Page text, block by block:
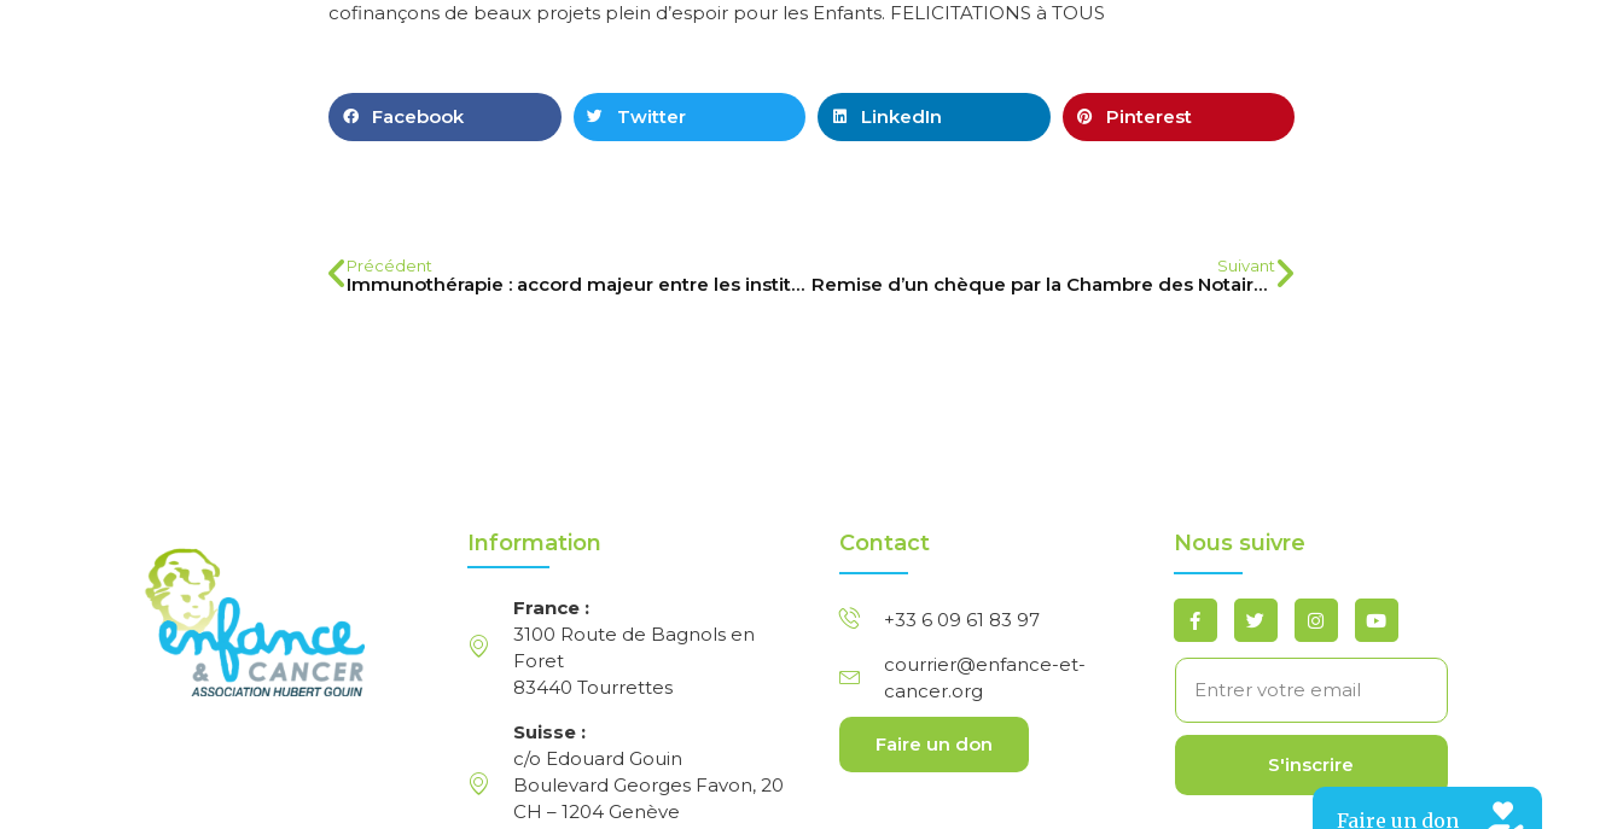
cofinançons de beaux projets plein d’espoir pour les Enfants. FELICITATIONS à TOUS
Facebook Twitter LinkedIn Pinterest
Précédent
Immunothérapie : accord majeur entre les instituts Curie et Roche
Suivant
Remise d’un chèque par la Chambre des Notaires de l’Ain
Information
France :
3100 Route de Bagnols en
Foret
83440 Tourrettes
Suisse :
c/o Edouard Gouin
Boulevard Georges Favon, 20
CH – 1204 Genève
Contact
+33 6 09 61 83 97
courrier@enfance-et-
cancer.org
Faire un don
Nous suivre
S'inscrire